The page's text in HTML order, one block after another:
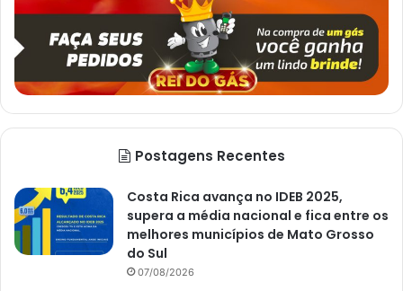
Postagens Recentes
Costa Rica avança no IDEB 2025,
supera a média nacional e fica entre os
melhores municípios de Mato Grosso
do Sul
07/08/2026